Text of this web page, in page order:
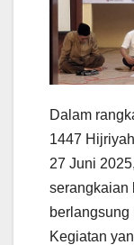
Dalam
1447
27 Juni
serangkaian
berlangsung
Kegiatan